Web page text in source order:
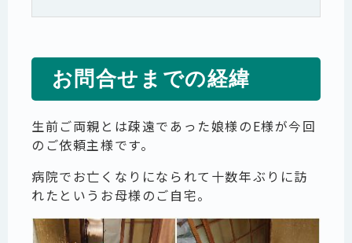
お問合せまでの経緯
生前ご両親とは疎遠であった娘様のE様が今回
のご依頼主様です。
病院でお亡くなりになられて十数年ぶりに訪
れたというお母様のご自宅。